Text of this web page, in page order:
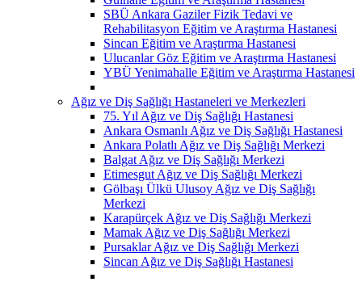
SBÜ Ankara Gaziler Fizik Tedavi ve
Rehabilitasyon Eğitim ve Araştırma Hastanesi
Sincan Eğitim ve Araştırma Hastanesi
Ulucanlar Göz Eğitim ve Araştırma Hastanesi
YBÜ Yenimahalle Eğitim ve Araştırma Hastanesi
Ağız ve Diş Sağlığı Hastaneleri ve Merkezleri
75. Yıl Ağız ve Diş Sağlığı Hastanesi
Ankara Osmanlı Ağız ve Diş Sağlığı Hastanesi
Ankara Polatlı Ağız ve Diş Sağlığı Merkezi
Balgat Ağız ve Diş Sağlığı Merkezi
Etimesgut Ağız ve Diş Sağlığı Merkezi
Gölbaşı Ülkü Ulusoy Ağız ve Diş Sağlığı
Merkezi
Karapürçek Ağız ve Diş Sağlığı Merkezi
Mamak Ağız ve Diş Sağlığı Merkezi
Pursaklar Ağız ve Diş Sağlığı Merkezi
Sincan Ağız ve Diş Sağlığı Hastanesi